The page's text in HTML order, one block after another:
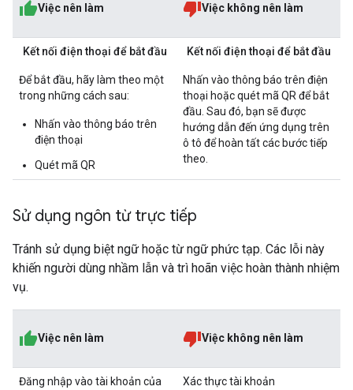
Việc nên làm Việc không nên làm
Kết nối điện thoại để bắt đầu
Để bắt đầu, hãy làm theo một
trong những cách sau:
Nhấn vào thông báo trên
điện thoại
Quét mã QR
Kết nối điện thoại để bắt đầu
Nhấn vào thông báo trên điện
thoại hoặc quét mã QR để bắt
đầu. Sau đó, bạn sẽ được
hướng dẫn đến ứng dụng trên
ô tô để hoàn tất các bước tiếp
theo.
Sử dụng ngôn từ trực tiếp
Tránh sử dụng biệt ngữ hoặc từ ngữ phức tạp. Các lỗi này
khiến người dùng nhầm lẫn và trì hoãn việc hoàn thành nhiệm
vụ.
Việc nên làm Việc không nên làm
Đăng nhập vào tài khoản của
Xác thực tài khoản